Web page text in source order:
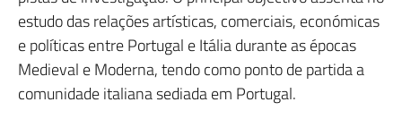
estudo das relações artísticas, comerciais, económicas
e políticas entre Portugal e Itália durante as épocas
Medieval e Moderna, tendo como ponto de partida a
comunidade italiana sediada em Portugal.